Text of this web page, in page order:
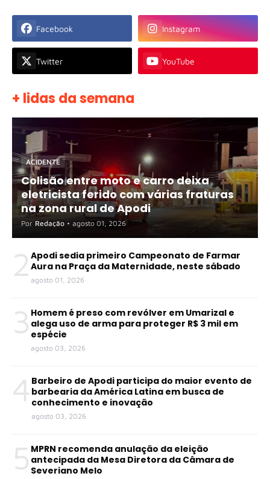
Facebook Instagram
Twitter YouTube
+ lidas da semana
ACIDENTE
Colisão entre moto e carro deixa
eletricista ferido com várias fraturas
na zona rural de Apodi
Por Redação • agosto 01, 2026
2 Apodi sedia primeiro Campeonato de Farmar
Aura na Praça da Maternidade, neste sábado
agosto 01, 2026
3 Homem é preso com revólver em Umarizal e
alega uso de arma para proteger R$ 3 mil em
espécie
agosto 03, 2026
4 Barbeiro de Apodi participa do maior evento de
barbearia da América Latina em busca de
conhecimento e inovação
agosto 03, 2026
5 MPRN recomenda anulação da eleição
antecipada da Mesa Diretora da Câmara de
Severiano Melo